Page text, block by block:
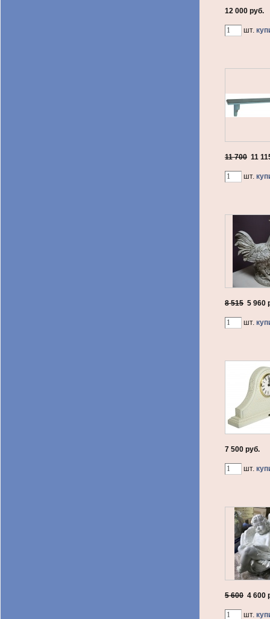
12 000 руб.
шт.
11 700 11
шт.
8 515 5 960
шт.
7 500 руб.
шт.
5 600 4 600
шт.